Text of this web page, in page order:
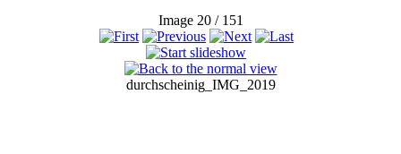
Image 20 / 151
durchscheinig_IMG_2019